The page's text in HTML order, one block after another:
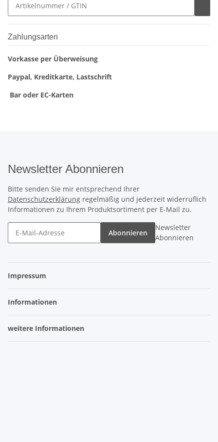
Zahlungsarten
Vorkasse per Überweisung
Paypal, Kreditkarte, Lastschrift
Bar oder EC-Karten
Newsletter Abonnieren
Bitte senden Sie mir entsprechend Ihrer
Datenschutzerklärung regelmäßig und jederzeit widerruflich
Informationen zu Ihrem Produktsortiment per E-Mail zu.
Abonnieren
Newsletter
Abonnieren
Impressum
Informationen
weitere Informationen